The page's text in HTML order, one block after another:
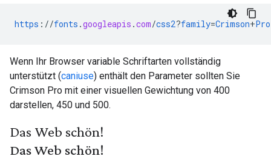
https ://fonts .googleapis .com/css2?family=Crimson+Pro
Wenn Ihr Browser variable Schriftarten vollständig
unterstützt (caniuse) enthält den Parameter sollten Sie
Crimson Pro mit einer visuellen Gewichtung von 400
darstellen, 450 und 500.
Das Web schön!
Das Web schön!